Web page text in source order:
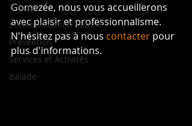
Elevage
Communication subtile
Prévention
Services et Activités
Balade
Gomezée, nous vous accueillerons
avec plaisir et professionnalisme.
N'hésitez pas à nous contacter pour
plus d'informations.